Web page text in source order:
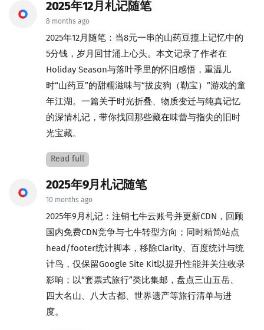
2025年12月札记随笔
8 months ago
2025年12月随笔：当8元一串的山药豆撞上记忆中的
5分钱，岁月回甘涌上心头。本文记录了作者在
Holiday Season与落叶季里的怀旧感悟，重温儿
时“山药豆”的甜糯滋味与“拔皮狗（勒宝）”游戏的童
年江湖。一篇关于时光折叠、物质变迁与纯真记忆
的深情札记，带你找回那些藏在味蕾与指尖的旧时
光宝藏。
Read full
2025年9月札记随笔
10 months ago
2025年9月札记：注销七牛云账号并更新CDN，回顾
国内免费CDN竞争与七牛转型方向；同时精简站点
head/footer统计脚本，移除Clarity、百度统计与统
计鸟，仅保留Google Site Kit以提升性能并关注收录
影响；以“套票式旅行”类比集邮，盘点三山五岳、
四大名山、八大古都、世界遗产等旅行清单与进
度。